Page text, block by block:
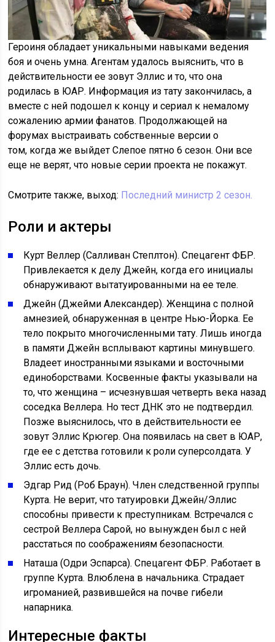
Героиня обладает уникальными навыками ведения
боя и очень умна. Агентам удалось выяснить, что в
действительности ее зовут Эллис и то, что она
родилась в ЮАР. Информация из тату закончилась, а
вместе с ней подошел к концу и сериал к немалому
сожалению армии фанатов. Продолжающей на
форумах выстраивать собственные версии о
том, когда же выйдет Слепое пятно 6 сезон. Они все
еще не верят, что новые серии проекта не покажут.
Смотрите также, выход: Последний министр 2 сезон.
Роли и актеры
Курт Веллер (Салливан Степлтон). Спецагент ФБР.
Привлекается к делу Джейн, когда его инициалы
обнаруживают вытатуированными на ее теле.
Джейн (Джейми Александер). Женщина с полной
амнезией, обнаруженная в центре Нью-Йорка. Ее
тело покрыто многочисленными тату. Лишь иногда
в памяти Джейн всплывают картины минувшего.
Владеет иностранными языками и восточными
единоборствами. Косвенные факты указывали на
то, что женщина – исчезнувшая четверть века назад
соседка Веллера. Но тест ДНК это не подтвердил.
Позже выяснилось, что в действительности ее
зовут Эллис Крюгер. Она появилась на свет в ЮАР,
где ее с детства готовили к роли суперсолдата. У
Эллис есть дочь.
Эдгар Рид (Роб Браун). Член следственной группы
Курта. Не верит, что татуировки Джейн/Эллис
способны привести к преступникам. Встречался с
сестрой Веллера Сарой, но вынужден был с ней
расстаться по соображениям безопасности.
Наташа (Одри Эспарса). Спецагент ФБР. Работает в
группе Курта. Влюблена в начальника. Страдает
игроманией, развившейся на почве гибели
напарника.
Интересные факты